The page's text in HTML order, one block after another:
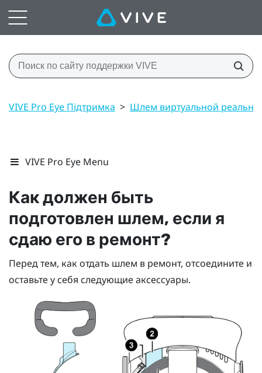
VIVE Pro Eye Підтримка > Шлем виртуальной
VIVE Pro Eye Menu
Как должен быть
подготовлен шлем, если я
сдаю его в ремонт?
Перед тем, как отдать шлем в ремонт, отсоедините и
оставьте у себя следующие аксессуары.